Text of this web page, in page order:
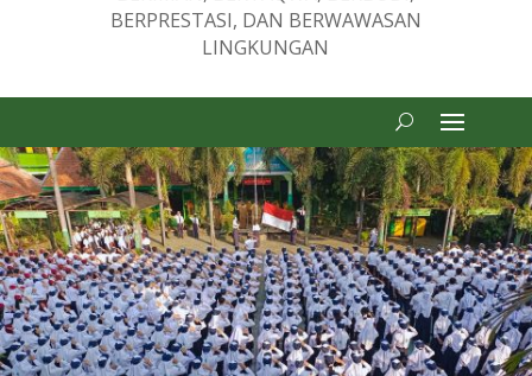
BERPRESTASI, DAN BERWAWASAN
LINGKUNGAN